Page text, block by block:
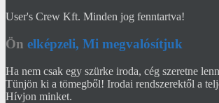
User's Crew Kft. Minden jog fenntartva!
Ön elképzeli, Mi megvalósítjuk
Ha nem csak egy szürke iroda, cég szeretne
Tünjön ki a tömegből! Irodai rendszerektől a
Hívjon minket.